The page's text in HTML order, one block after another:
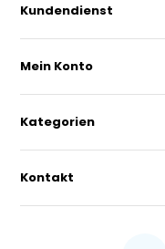
Kundendienst
Mein Konto
Kategorien
Kontakt